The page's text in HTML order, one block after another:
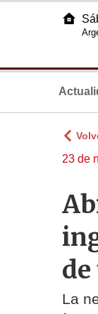
23 de
La